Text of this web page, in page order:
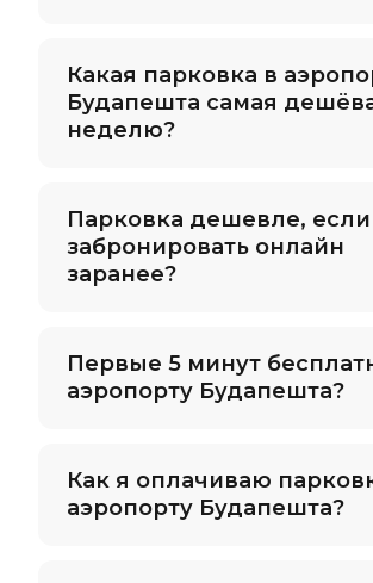
Какая парковка в
Будапешта самая
неделю?
Парковка дешевле, если
забронировать онлайн
заранее?
Первые 5 минут
аэропорту Будапешта?
Как я оплачиваю
аэропорту Будапешта?